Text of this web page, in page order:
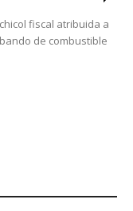
fiscal atribuida a
de combustible